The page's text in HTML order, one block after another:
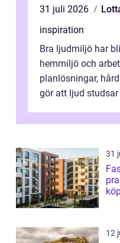
31 juli 2026
inspiration
Bra ljudmiljö har
hemmiljö och
planlösningar,
gör att ljud
31
12